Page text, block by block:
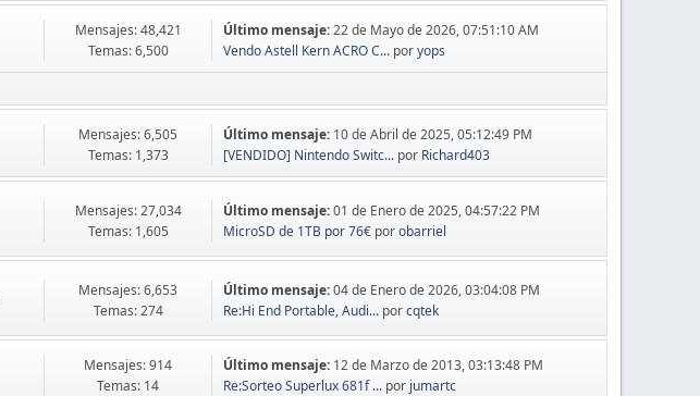
Mensajes: 48,421
Temas: 6,500
Último mensaje:22 de Mayo de 2026, 07:51:10 AM
Vendo Astell Kern ACRO C... poryops
Mensajes: 6,505
Temas: 1,373
Último mensaje: 10 de Abril de 2025, 05:12:49 PM
[VENDIDO] Nintendo Switc... por Richard403
Mensajes: 27,034
Temas: 1,605
Último mensaje:01 de Enero de 2025, 04:57:22 PM
MicroSD de 1TB por 76€ porobarriel
Mensajes: 6,653
Temas: 274
Último mensaje:04 de Enero de 2026, 03:04:08 PM
Re:Hi End Portable, Audi... porcqtek
Mensajes: 914
Temas: 14
Último mensaje: 12 de Marzo de 2013, 03:13:48 PM
Re:Sorteo Superlux 681f ... por jumartc